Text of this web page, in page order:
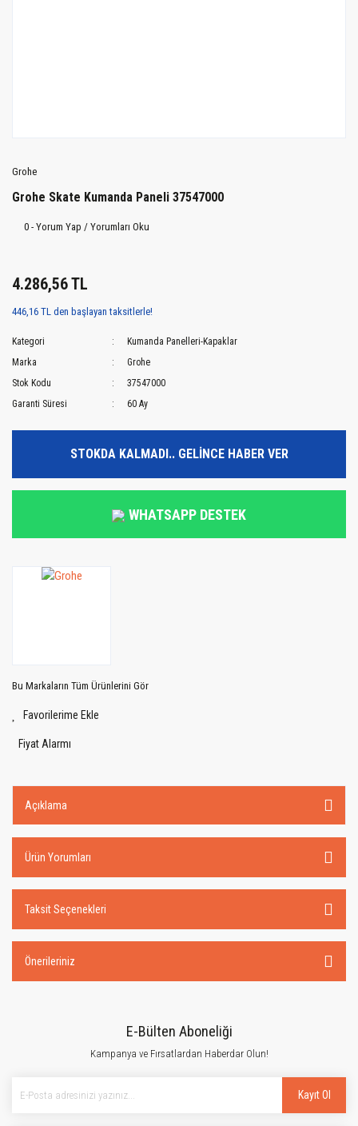
Grohe
Grohe Skate Kumanda Paneli 37547000
0 - Yorum Yap / Yorumları Oku
4.286,56 TL
446,16 TL den başlayan taksitlerle!
Kategori
Kumanda Panelleri-Kapaklar
Marka
Grohe
Stok Kodu
37547000
Garanti Süresi
60 Ay
STOKDA KALMADI.. GELİNCE HABER VER
WHATSAPP DESTEK
Bu Markaların Tüm Ürünlerini Gör
Fiyat Alarmı
Açıklama
Ürün Yorumları
Taksit Seçenekleri
Önerileriniz
E-Bülten Aboneliği
Kampanya ve Fırsatlardan Haberdar Olun!
Kayıt Ol